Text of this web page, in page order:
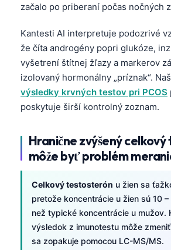
začalo po priberaní počas nočných
Kantesti AI interpretuje podozrivé
že číta androgény popri glukóze,
vyšetrení štítnej žľazy a markerov
izolovaný hormonálny „príznak“.
výsledky krvných testov pri PCOS
poskytuje širší kontrolný zoznam.
Hranične zvýšený
môže byť problém
Celkový testosterón u žien sa
pretože koncentrácie u žien sú 10
než typické koncentrácie u mužov.
výsledok z imunotestu môže
sa zopakuje pomocou LC-MS/MS.